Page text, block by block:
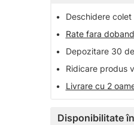
•
Deschidere colet
•
Rate fara
•
Depozitare 30
•
Ridicare produs
•
Livrare cu 2
Disponibilitate